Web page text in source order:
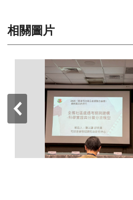
相關圖片